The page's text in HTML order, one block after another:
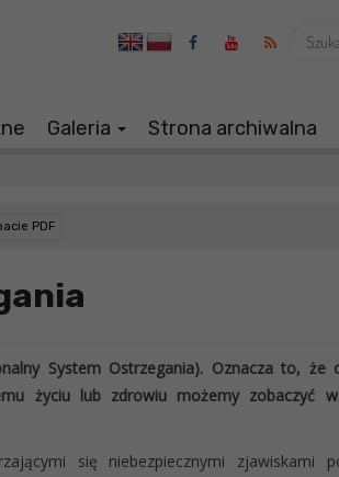
Galeria Strona archiwalna
PDF
System Ostrzegania). Oznacza to, że
życiu lub zdrowiu możemy zobaczyć
się niebezpiecznymi zjawiskami